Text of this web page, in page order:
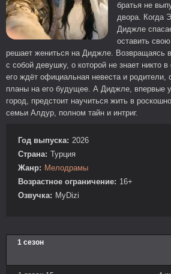
братья не
двора. Когда
Диджле
оставить
решает жениться на Диджле. Возвращаясь
с собой девушку, о которой не знает никто
его ждёт официальная невеста и родители,
планы на его будущее. А Диджле, впервые
город, предстоит научиться жить в
семьи Алдур, полном тайн и интриг.
Год выпуска: 2026
Страна: Турция
Жанр: Мелодрамы
Возрастное ограничение: 16+
Озвучка: MyDizi
1 сезон